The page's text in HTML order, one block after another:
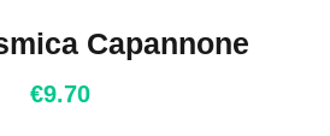
Capannone
€9.70